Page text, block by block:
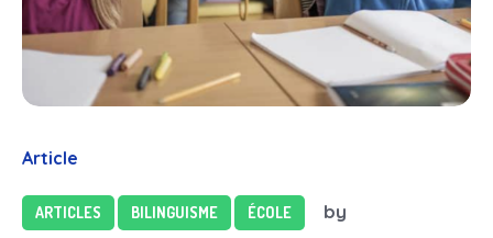
Article
ARTICLES BILINGUISME ÉCOLE
by